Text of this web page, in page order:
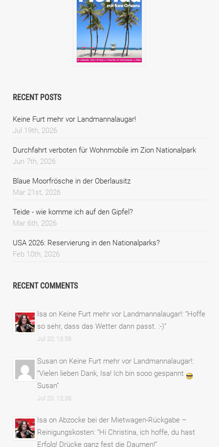
RECENT POSTS
Keine Furt mehr vor Landmannalaugar!
Jul 19th, 2026
Durchfahrt verboten für Wohnmobile im Zion Nationalpark
Jun 7th, 2026
Blaue Moorfrösche in der Oberlausitz
Mar 21st, 2026
Teide - wie komme ich auf den Gipfel?
Mar 6th, 2026
USA 2026: Reservierung in den Nationalparks?
Feb 10th, 2026
RECENT COMMENTS
Isa on Keine Furt mehr vor Landmannalaugar!: “Hoffe
so sehr, dass das Wetter dann passt. :-)”
Jul 20, 13:59
Susan on Keine Furt mehr vor Landmannalaugar!:
“Vielen lieben Dank, Isa! Ich bin sooo gespannt
Susan”
Jul 20, 12:38
Isa onAbzocke bei der Mietwagen-Rückgabe –
Reinigungskosten: “Hi Christina, ich hoffe, du hast
Erfolg! Drücke ganz fest die Daumen!”